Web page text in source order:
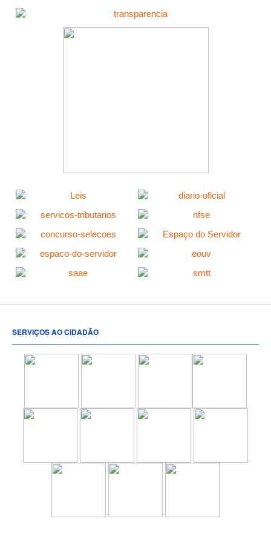
SERVIÇOS AO CIDADÃO